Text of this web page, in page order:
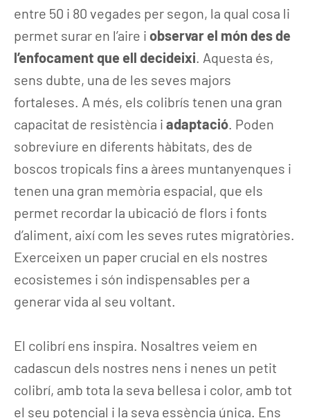
entre 50 i 80 vegades per segon, la qual cosa li
permet surar en l’aire i observar el món des de
l’enfocament que ell decideixi. Aquesta és,
sens dubte, una de les seves majors
fortaleses. A més, els colibrís tenen una gran
capacitat de resistència i adaptació. Poden
sobreviure en diferents hàbitats, des de
boscos tropicals fins a àrees muntanyenques i
tenen una gran memòria espacial, que els
permet recordar la ubicació de flors i fonts
d’aliment, així com les seves rutes migratòries.
Exerceixen un paper crucial en els nostres
ecosistemes i són indispensables per a
generar vida al seu voltant.
El colibrí ens inspira. Nosaltres veiem en
cadascun dels nostres nens i nenes un petit
colibrí, amb tota la seva bellesa i color, amb tot
el seu potencial i la seva essència única. Ens